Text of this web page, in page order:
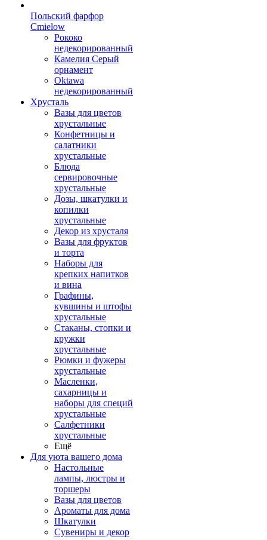
Польский фарфор
Сmielow
Рококо
недекорированный
Камелия Серый
орнамент
Oktawa
недекорированный
Хрусталь
Вазы для цветов
хрустальные
Конфетницы и
салатники
хрустальные
Блюда
сервировочные
хрустальные
Дозы, шкатулки и
копилки
хрустальные
Декор из хрусталя
Вазы для фруктов
и торта
Наборы для
крепких напитков
и вина
Графины,
кувшины и штофы
хрустальные
Стаканы, стопки и
кружки
хрустальные
Рюмки и фужеры
хрустальные
Масленки,
сахарницы и
наборы для специй
хрустальные
Салфетники
хрустальные
Ещё
Для уюта вашего дома
Настольные
лампы, люстры и
торшеры
Вазы для цветов
Ароматы для дома
Шкатулки
Сувениры и декор